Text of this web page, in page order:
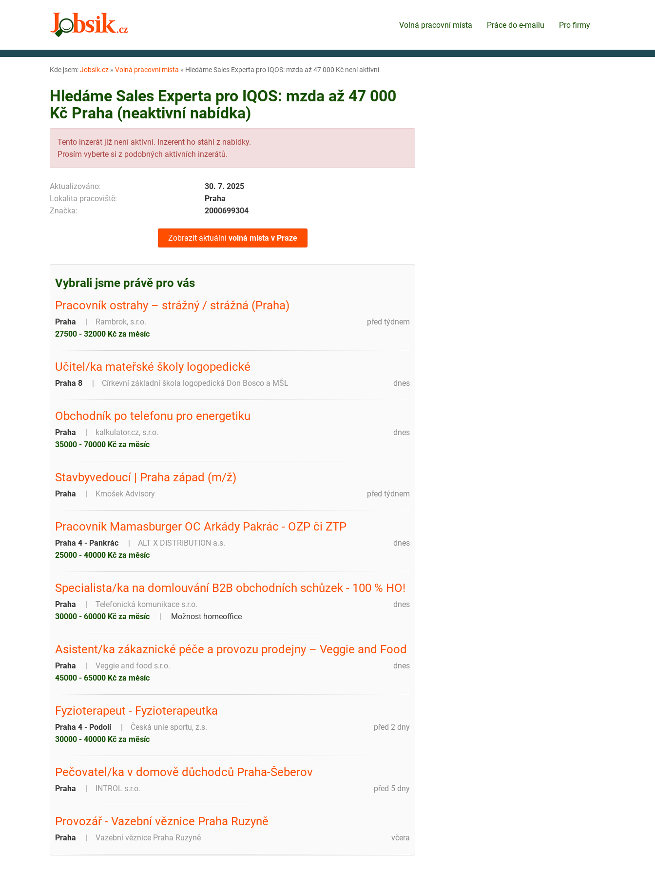
Volná pracovní místa Práce do e-mailu Pro firmy
Kde jsem:Jobsik.cz » Volná pracovní místa » Hledáme Sales Experta pro IQOS: mzda až 47 000 Kč není aktivní
Hledáme Sales Experta pro IQOS: mzda až 47 000
Kč Praha (neaktivní nabídka)
Tento inzerát již není aktivní. Inzerent ho stáhl z nabídky.
Prosím vyberte si z podobných aktivních inzerátů.
Aktualizováno:
30. 7. 2025
Lokalita pracoviště:
Praha
Značka:
2000699304
Zobrazit aktuální volná místa v Praze
Vybrali jsme právě pro vás
Pracovník ostrahy – strážný / strážná (Praha)
před týdnem
Praha
Rambrok, s.r.o.
27500 - 32000 Kč za měsíc
Učitel/ka mateřské školy logopedické
dnes
Praha 8 Církevní základní škola logopedická Don Bosco a MŠL
Obchodník po telefonu pro energetiku
dnes
Praha
kalkulator.cz, s.r.o.
35000 - 70000 Kč za měsíc
Stavbyvedoucí | Praha západ (m/ž)
před týdnem
Praha Kmošek Advisory
Pracovník Mamasburger OC Arkády Pakrác - OZP či ZTP
dnes
Praha 4 - Pankrác
ALT X DISTRIBUTION a.s.
25000 - 40000 Kč za měsíc
Specialista/ka na domlouvání B2B obchodních schůzek - 100 % HO!
dnes
Praha
Telefonická komunikace s.r.o.
30000 - 60000 Kč za měsíc
Možnost homeoffice
Asistent/ka zákaznické péče a provozu prodejny – Veggie and Food
dnes
Praha
Veggie and food s.r.o.
45000 - 65000 Kč za měsíc
Fyzioterapeut - Fyzioterapeutka
před 2 dny
Praha 4 - Podolí
Česká unie sportu, z.s.
30000 - 40000 Kč za měsíc
Pečovatel/ka v domově důchodců Praha-Šeberov
před 5 dny
Praha INTROL s.r.o.
Provozář - Vazební věznice Praha Ruzyně
včera
Praha Vazební věznice Praha Ruzyně